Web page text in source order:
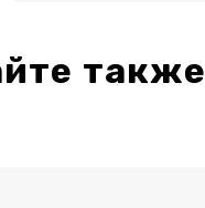
также